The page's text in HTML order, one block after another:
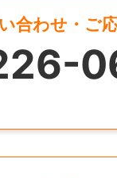
合わせ・ご